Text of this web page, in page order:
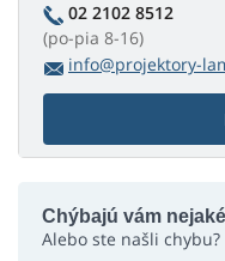
02 2102 8512
(po-pia 8-16)
info@projektory-
Chýbajú vám
Alebo ste našli chybu?